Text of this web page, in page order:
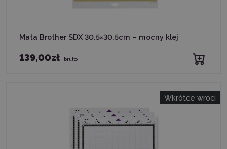
Mata Brother SDX 30.5×30.5cm – mocny klej
139,00zł brutto
Wkrótce wróci